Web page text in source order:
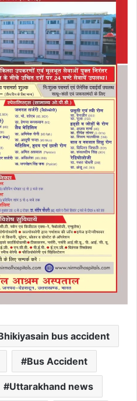
bus accident
Bus Accident
Uttarakhand news